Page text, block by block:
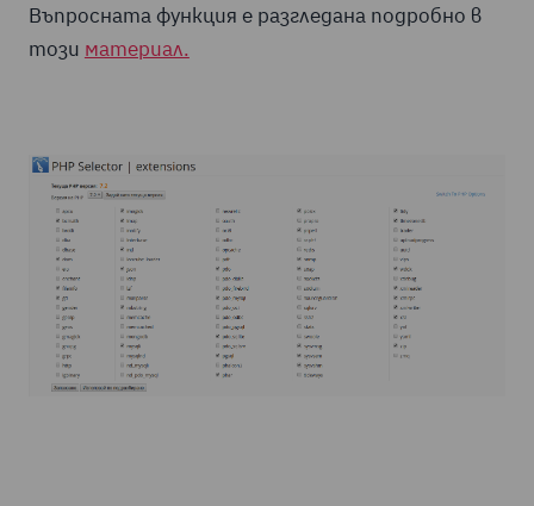
Въпросната функция е разгледана подробно в
този материал.